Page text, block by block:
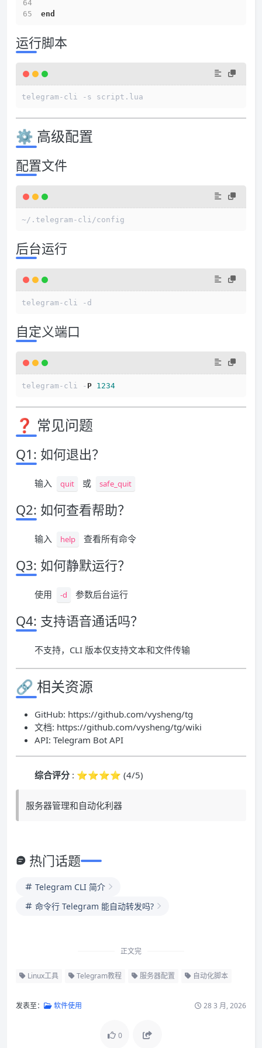
end
运行脚本
telegram-cli -s script.lua
⚙️ 高级配置
配置文件
~/.telegram-cli/config
后台运行
telegram-cli -d
自定义端口
telegram-cli - P 1234
❓ 常见问题
Q1: 如何退出？
输入 quit 或 safe_quit
Q2: 如何查看帮助？
输入 help 查看所有命令
Q3: 如何静默运行？
使用 -d 参数后台运行
Q4: 支持语音通话吗？
不支持，CLI 版本仅支持文本和文件传输
🔗 相关资源
GitHub: https://github.com/vysheng/tg
文档: https://github.com/vysheng/tg/wiki
API: Telegram Bot API
综合评分 : ⭐⭐⭐⭐ (4/5)
服务器管理和自动化利器
热门话题
Telegram CLI 简介
命令行 Telegram 能自动转发吗?
正文完
Linux工具 Telegram教程 服务器配置 自动化脚本
发表至： 软件使用 28 3 月, 2026
0